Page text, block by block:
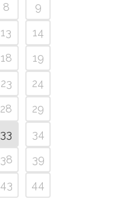
8
9
13
14
18
19
23
24
28
29
33
34
38
39
43 44